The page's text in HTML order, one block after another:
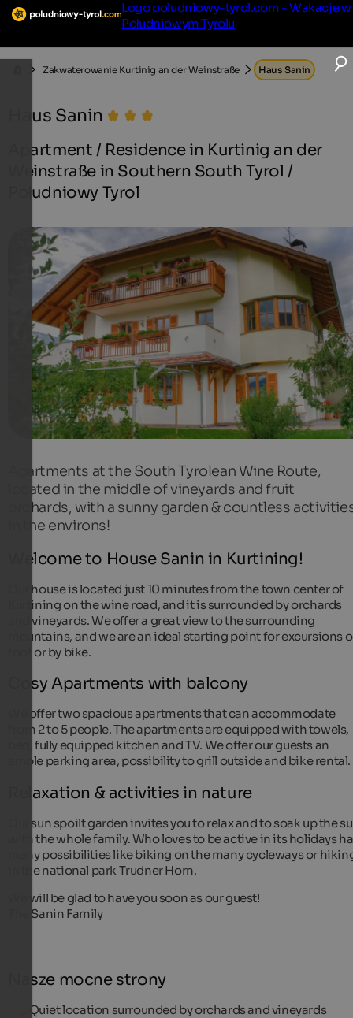
Logo poludniowy-tyrol.com - Wakacje w
Południowym Tyrolu
Zakwaterowanie Kurtinig an der Weinstraße Haus Sanin
Haus Sanin
Apartment / Residence in Kurtinig an der
Weinstraße in Southern South Tyrol /
Południowy Tyrol
Apartments at the South Tyrolean Wine Route,
located in the middle of vineyards and fruit
orchards, with a sunny garden & countless
in the environs!
Welcome to House Sanin in Kurtining!
Our house is located just 10 minutes from the town center of
Kurtining on the wine road, and it is surrounded by orchards
and vineyards. We offer a great view to the surrounding
mountains, and we are an ideal starting point for excursions
foot or by bike.
Cosy Apartments with balcony
We offer two spacious apartments that can accommodate
from 2 to 5 people. The apartments are equipped with towels,
bed, fully equipped kitchen and TV. We offer our guests an
ample parking area, possibility to grill outside and bike rental.
Relaxation & activities in nature
Our sun spoilt garden invites you to relax and to soak up the
with the whole family. Who loves to be active in its holidays
many possibilities like biking on the many cycleways or
in the national park Trudner Horn.
We will be glad to have you soon as our guest!
The Sanin Family
Nasze mocne strony
Quiet location surrounded by orchards and vineyards